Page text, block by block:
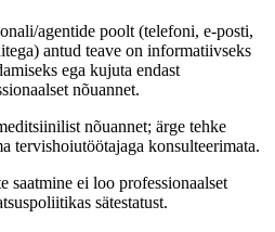
agentide poolt (telefoni, e-posti,
antud teave on informatiivseks
ega kujuta endast
nõuannet.
nõuannet; ärge tehke
tervishoiutöötajaga konsulteerimata.
saatmine ei loo professionaalset
sätestatust.